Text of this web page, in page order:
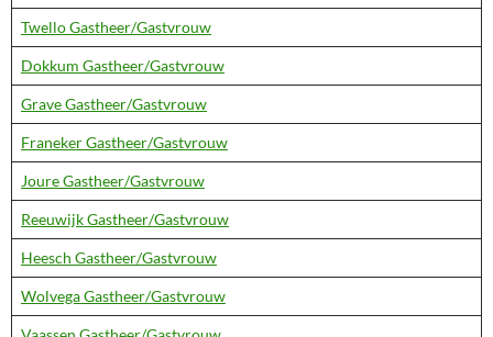
Twello Gastheer/Gastvrouw
Dokkum Gastheer/Gastvrouw
Grave Gastheer/Gastvrouw
Franeker Gastheer/Gastvrouw
Joure Gastheer/Gastvrouw
Reeuwijk Gastheer/Gastvrouw
Heesch Gastheer/Gastvrouw
Wolvega Gastheer/Gastvrouw